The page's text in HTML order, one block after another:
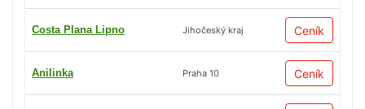
Costa Plana Lipno Jihočeský kraj Ceník
Anilinka Praha 10 Ceník